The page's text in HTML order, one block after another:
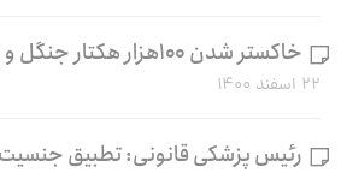
خاکستر شدن ۱۰۰هزار هکتار جنگل و مرتع طی ۵ سال
۲۲ اسفند ۱۴۰۰
رئیس پزشکی قانونی: تطبیق